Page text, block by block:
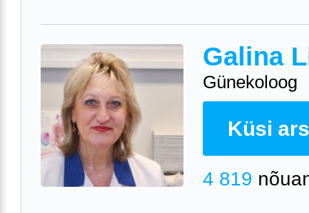
Galina
Günekoloog
Küsi
4 819